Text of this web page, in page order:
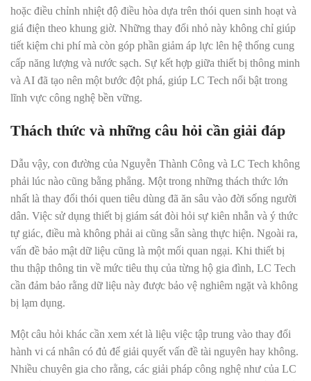
hoặc điều chỉnh nhiệt độ điều hòa dựa trên thói quen sinh hoạt và
giá điện theo khung giờ. Những thay đổi nhỏ này không chỉ giúp
tiết kiệm chi phí mà còn góp phần giảm áp lực lên hệ thống cung
cấp năng lượng và nước sạch. Sự kết hợp giữa thiết bị thông minh
và AI đã tạo nên một bước đột phá, giúp LC Tech nổi bật trong
lĩnh vực công nghệ bền vững.
Thách thức và những câu hỏi cần giải đáp
Dẫu vậy, con đường của Nguyễn Thành Công và LC Tech không
phải lúc nào cũng bằng phẳng. Một trong những thách thức lớn
nhất là thay đổi thói quen tiêu dùng đã ăn sâu vào đời sống người
dân. Việc sử dụng thiết bị giám sát đòi hỏi sự kiên nhẫn và ý thức
tự giác, điều mà không phải ai cũng sẵn sàng thực hiện. Ngoài ra,
vấn đề bảo mật dữ liệu cũng là một mối quan ngại. Khi thiết bị
thu thập thông tin về mức tiêu thụ của từng hộ gia đình, LC Tech
cần đảm bảo rằng dữ liệu này được bảo vệ nghiêm ngặt và không
bị lạm dụng.
Một câu hỏi khác cần xem xét là liệu việc tập trung vào thay đổi
hành vi cá nhân có đủ để giải quyết vấn đề tài nguyên hay không.
Nhiều chuyên gia cho rằng, các giải pháp công nghệ như của LC